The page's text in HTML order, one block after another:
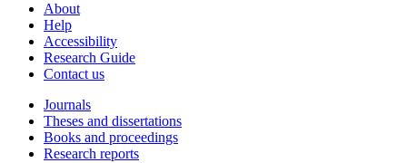
About
Help
Accessibility
Research Guide
Contact us
Journals
Theses and dissertations
Books and proceedings
Research reports